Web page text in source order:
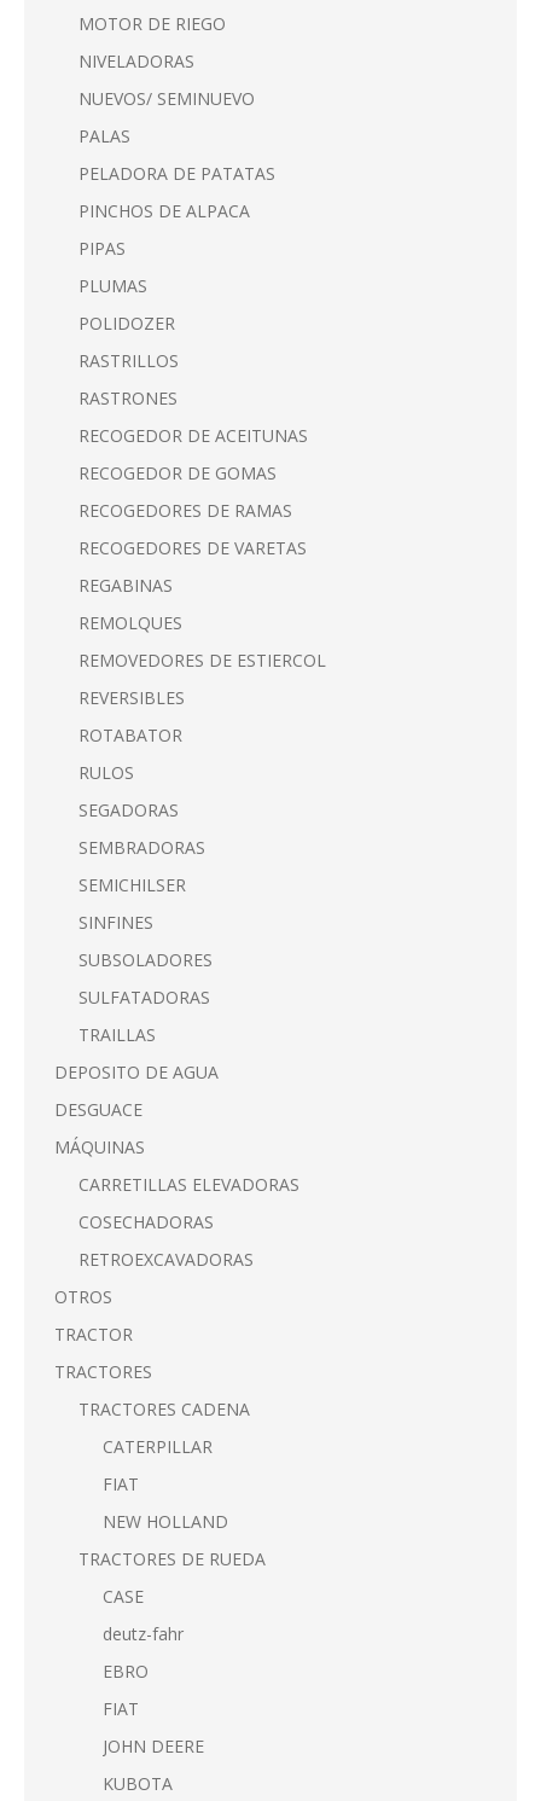
MOTOR DE RIEGO
NIVELADORAS
NUEVOS/ SEMINUEVO
PALAS
PELADORA DE PATATAS
PINCHOS DE ALPACA
PIPAS
PLUMAS
POLIDOZER
RASTRILLOS
RASTRONES
RECOGEDOR DE ACEITUNAS
RECOGEDOR DE GOMAS
RECOGEDORES DE RAMAS
RECOGEDORES DE VARETAS
REGABINAS
REMOLQUES
REMOVEDORES DE ESTIERCOL
REVERSIBLES
ROTABATOR
RULOS
SEGADORAS
SEMBRADORAS
SEMICHILSER
SINFINES
SUBSOLADORES
SULFATADORAS
TRAILLAS
DEPOSITO DE AGUA
DESGUACE
MÁQUINAS
CARRETILLAS ELEVADORAS
COSECHADORAS
RETROEXCAVADORAS
OTROS
TRACTOR
TRACTORES
TRACTORES CADENA
CATERPILLAR
FIAT
NEW HOLLAND
TRACTORES DE RUEDA
CASE
deutz-fahr
EBRO
FIAT
JOHN DEERE
KUBOTA